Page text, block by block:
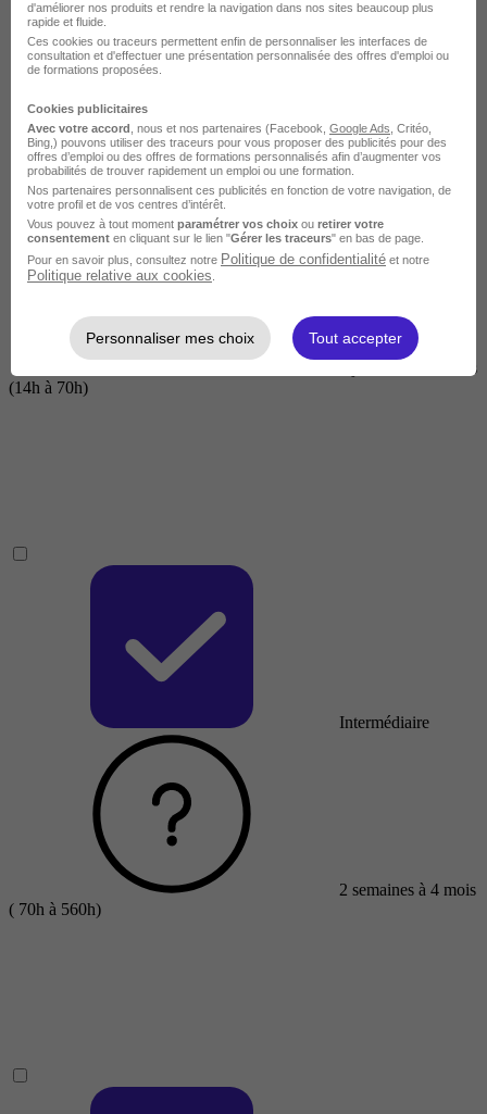
Courte
2 jours à 2 semaines
(14h à 70h)
Intermédiaire
2 semaines à 4 mois
( 70h à 560h)
d'améliorer nos produits et rendre la navigation dans nos sites beaucoup plus
rapide et fluide.
Ces cookies ou traceurs permettent enfin de personnaliser les interfaces de
consultation et d'effectuer une présentation personnalisée des offres d'emploi ou
de formations proposées.
Cookies publicitaires
Avec votre accord , nous et nos partenaires (Facebook, Google Ads , Critéo,
Bing,) pouvons utiliser des traceurs pour vous proposer des publicités pour des
offres d’emploi ou des offres de formations personnalisés afin d’augmenter vos
probabilités de trouver rapidement un emploi ou une formation.
Nos partenaires personnalisent ces publicités en fonction de votre navigation, de
votre profil et de vos centres d’intérêt.
Vous pouvez à tout moment paramétrer vos choix ou retirer votre
consentement en cliquant sur le lien "Gérer les traceurs" en bas de page.
Pour en savoir plus, consultez notre Politique de confidentialité et notre
Politique relative aux cookies
Personnaliser mes choix Tout accepter